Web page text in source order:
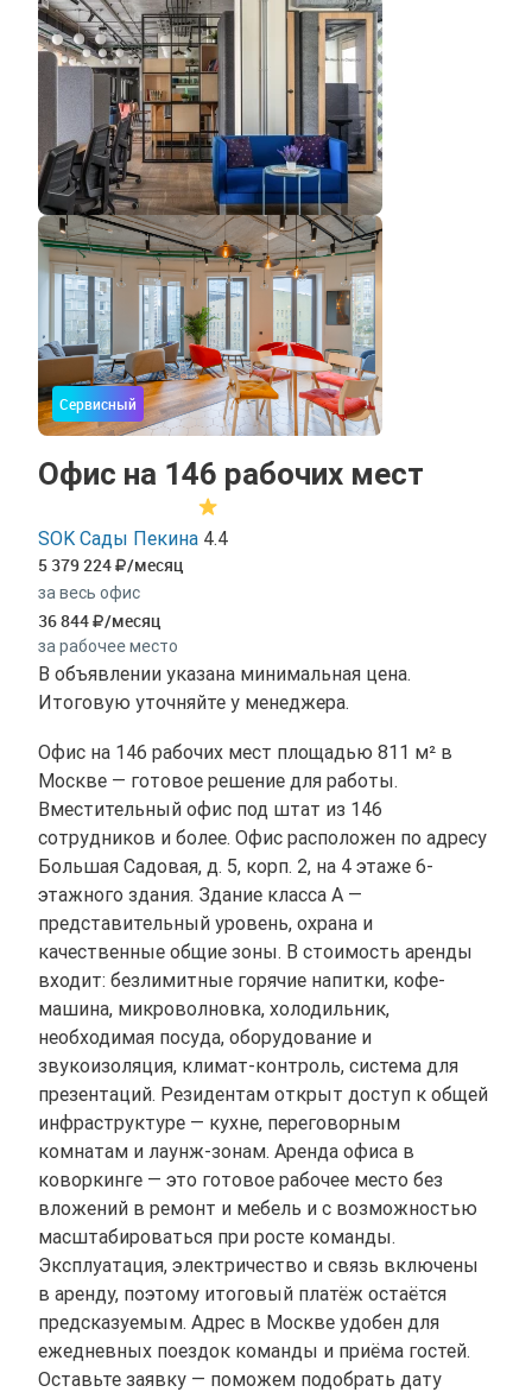
Сервисный
Офис на 146 рабочих мест
SOK Сады Пекина 4.4
5 379 224 /месяц
за весь офис
36 844 /месяц
за рабочее место
В объявлении указана минимальная цена.
Итоговую уточняйте у менеджера.
Офис на 146 рабочих мест площадью 811 м² в
Москве — готовое решение для работы.
Вместительный офис под штат из 146
сотрудников и более. Офис расположен по адресу
Большая Садовая, д. 5, корп. 2, на 4 этаже 6-
этажного здания. Здание класса A —
представительный уровень, охрана и
качественные общие зоны. В стоимость аренды
входит: безлимитные горячие напитки, кофе-
машина, микроволновка, холодильник,
необходимая посуда, оборудование и
звукоизоляция, климат-контроль, система для
презентаций. Резидентам открыт доступ к общей
инфраструктуре — кухне, переговорным
комнатам и лаунж-зонам. Аренда офиса в
коворкинге — это готовое рабочее место без
вложений в ремонт и мебель и с возможностью
масштабироваться при росте команды.
Эксплуатация, электричество и связь включены
в аренду, поэтому итоговый платёж остаётся
предсказуемым. Адрес в Москве удобен для
ежедневных поездок команды и приёма гостей.
Оставьте заявку — поможем подобрать дату